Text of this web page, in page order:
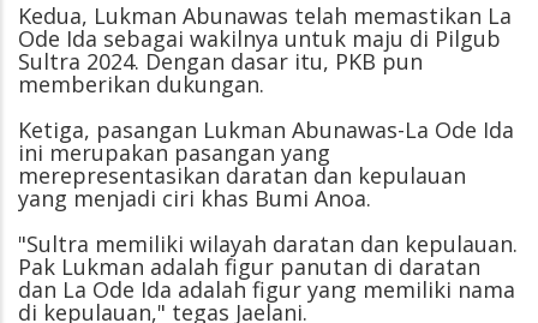
Kedua, Lukman Abunawas telah memastikan La
Ode Ida sebagai wakilnya untuk maju di Pilgub
Sultra 2024. Dengan dasar itu, PKB pun
memberikan dukungan.
Ketiga, pasangan Lukman Abunawas-La Ode Ida
ini merupakan pasangan yang
merepresentasikan daratan dan kepulauan
yang menjadi ciri khas Bumi Anoa.
"Sultra memiliki wilayah daratan dan kepulauan.
Pak Lukman adalah figur panutan di daratan
dan La Ode Ida adalah figur yang memiliki nama
di kepulauan," tegas Jaelani.